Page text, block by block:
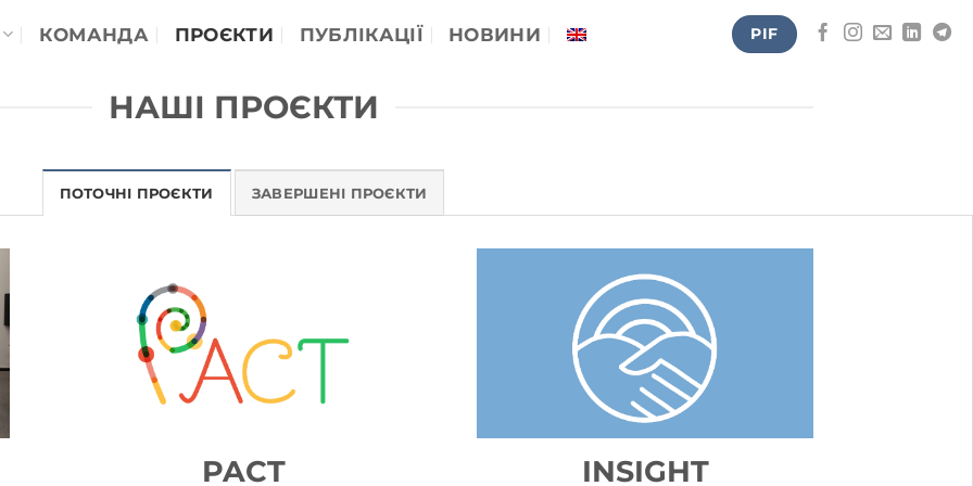
КОМАНДА ПРОЄКТИ ПУБЛІКАЦІЇ НОВИНИ PIF
НАШІ ПРОЄКТИ
ПОТОЧНІ ПРОЄКТИ ЗАВЕРШЕНІ ПРОЄКТИ
PACT INSIGHT